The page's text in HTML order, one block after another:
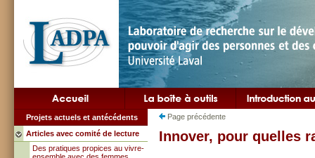
Projets actuels et antécédents
Articles avec comité de lecture
Des pratiques propices au vivre-
Page précédente
Innover, pour quelles